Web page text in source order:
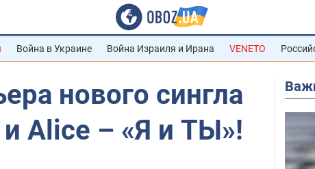
Война в Украине Война Израиля и Ирана VENETO
нового сингла
и Alice – «Я и ТЫ»!